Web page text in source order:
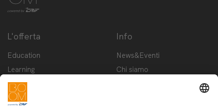
L'offerta
Education
Learning
Innovation
Startup
Info
News&Eventi
Chi siamo